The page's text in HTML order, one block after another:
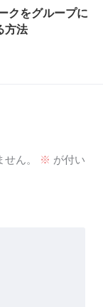
クをグループに
方法
ん。 ※ が付い